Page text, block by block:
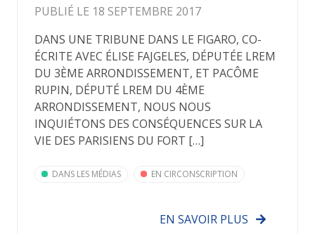
PUBLIÉ LE 18 SEPTEMBRE 2017
DANS UNE TRIBUNE DANS LE FIGARO, CO-
ÉCRITE AVEC ÉLISE FAJGELES, DÉPUTÉE LREM
DU 3ÈME ARRONDISSEMENT, ET PACÔME
RUPIN, DÉPUTÉ LREM DU 4ÈME
ARRONDISSEMENT, NOUS NOUS
INQUIÉTONS DES CONSÉQUENCES SUR LA
VIE DES PARISIENS DU FORT […]
DANS LES MÉDIAS EN CIRCONSCRIPTION
EN SAVOIR PLUS